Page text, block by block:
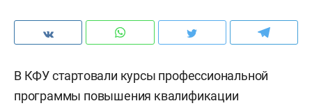
В КФУ стартовали курсы профессиональной
программы повышения квалификации